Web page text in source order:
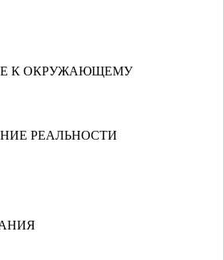
К ОКРУЖАЮЩЕМУ
РЕАЛЬНОСТИ